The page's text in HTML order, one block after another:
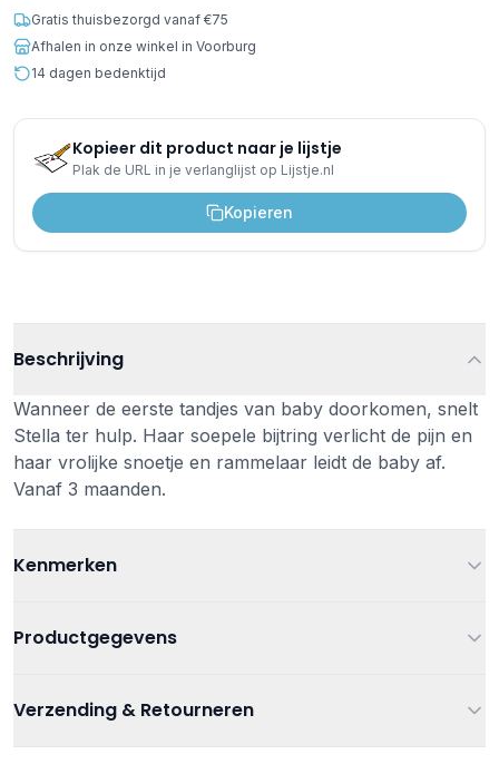
Gratis thuisbezorgd vanaf €75
Afhalen in onze winkel in Voorburg
14 dagen bedenktijd
Kopieer dit product naar je lijstje
Plak de URL in je verlanglijst op Lijstje.nl
Kopieren
Beschrijving
Wanneer de eerste tandjes van baby doorkomen, snelt
Stella ter hulp. Haar soepele bijtring verlicht de pijn en
haar vrolijke snoetje en rammelaar leidt de baby af.
Vanaf 3 maanden.
Kenmerken
Productgegevens
Artikelnummer
Babyspeelgoed,Bijtspeelgoed,
Verzending & Retourneren